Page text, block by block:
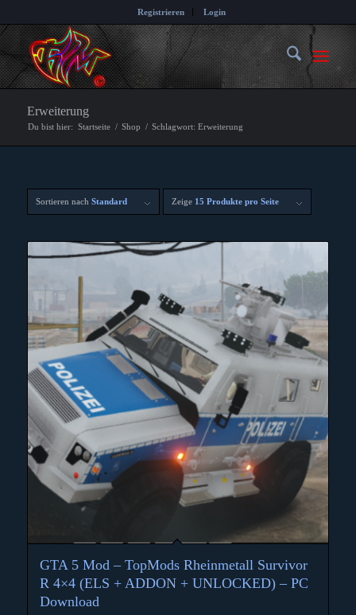
Registrieren Login
Erweiterung
Du bist hier: Startseite / Shop / Schlagwort: Erweiterung
Sortieren nach Standard Zeige 15 Produkte pro Seite
4.33
GTA 5 Mod – TopMods Rheinmetall Survivor
R 4×4 (ELS + ADDON + UNLOCKED) – PC
Download